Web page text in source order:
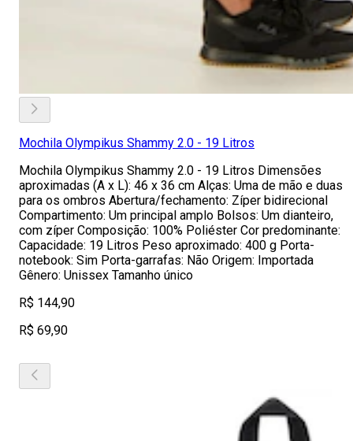
Mochila Olympikus Shammy 2.0 - 19 Litros
Mochila Olympikus Shammy 2.0 - 19 Litros Dimensões
aproximadas (A x L): 46 x 36 cm Alças: Uma de mão e duas
para os ombros Abertura/fechamento: Zíper bidirecional
Compartimento: Um principal amplo Bolsos: Um dianteiro,
com zíper Composição: 100% Poliéster Cor predominante:
Capacidade: 19 Litros Peso aproximado: 400 g Porta-
notebook: Sim Porta-garrafas: Não Origem: Importada
Gênero: Unissex Tamanho único
R$ 144,90
R$ 69,90